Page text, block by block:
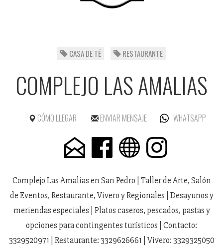
CASA DE TÉ RESTAURANTE
COMPLEJO LAS AMALIAS
CÓMO LLEGAR ENVIAR MENSAJE WHATSAPP
Complejo Las Amalias en San Pedro | Taller de Arte, Salón
de Eventos, Restaurante, Vivero y Regionales | Desayunos y
meriendas especiales | Platos caseros, pescados, pastas y
opciones para contingentes turísticos | Contacto:
3329520971 | Restaurante: 3329626661 | Vivero: 3329325050